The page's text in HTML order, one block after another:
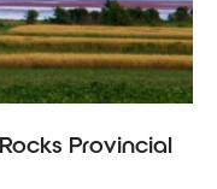
Provincial